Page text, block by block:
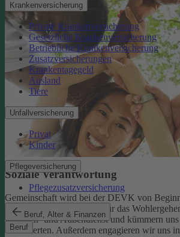
Krankenversicherung
Private Krankenversicherung
Gesetzliche Krankenversicherung
Betriebliche Krankenversicherung
Zusatzversicherungen
Krankentagegeld
Ausland
Tiere
Unfallversicherung
Privat
Kinder
Pflegeversicherung
Pflegezusatzversicherung
Beruf, Alter & Finanzen
Beruf
Soziale Verantwortung
Gemeinschaft wird bei der DEVK von
Deshalb tragen wir Sorge für das
im Innen- und Außendienst und kümmern
Versicherten. Außerdem engagieren wir uns